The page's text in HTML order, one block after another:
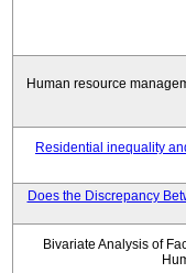
Human resource
Residential inequality
Does the Discrepancy
Bivariate Analysis of